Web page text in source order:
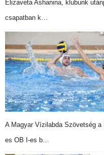
Elizaveta Ashanina, klubunk
csapatban k…
A Magyar Vízilabda Szövetség
es OB I-es b…